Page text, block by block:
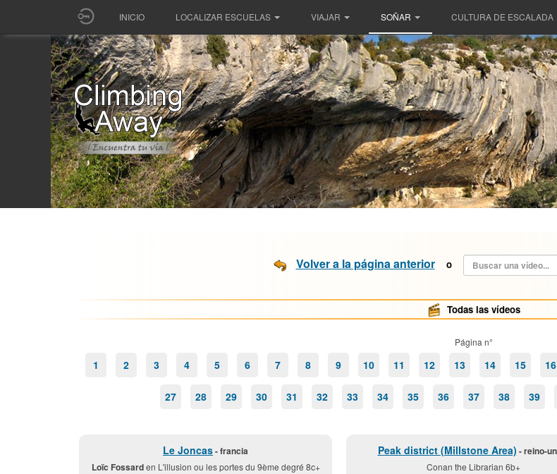
INICIO LOCALIZAR ESCUELAS VIAJAR SOÑAR CULTURA DE ESCALADA
Volver a la página anterioro
Todas las vídeos
Página n°
1 2 3 4 5 6 7 8 9 10 11 12 13 14 15 16
27 28 29 30 31 32 33 34 35 36 37 38 39
Le Joncas- francia
Loïc Fossarden L'illusion ou les portes du 9ème degré 8c+
Peak district (Millstone Area) - reino-
Conan the Librarian 6b+